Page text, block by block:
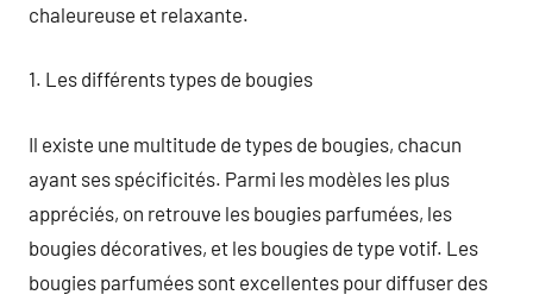
chaleureuse et relaxante.
1. Les différents types de bougies
Il existe une multitude de types de bougies, chacun
ayant ses spécificités. Parmi les modèles les plus
appréciés, on retrouve les bougies parfumées, les
bougies décoratives, et les bougies de type votif. Les
bougies parfumées sont excellentes pour diffuser des